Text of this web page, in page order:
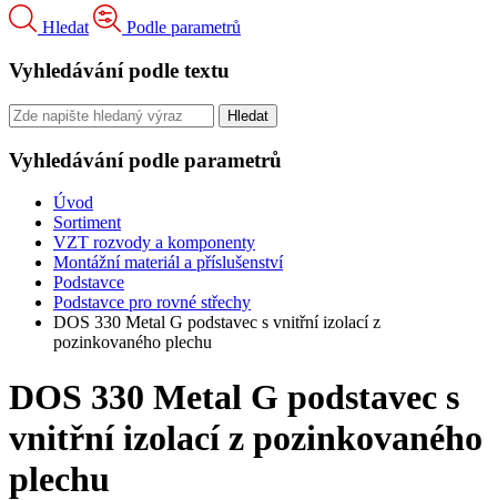
Hledat Podle parametrů
Vyhledávání podle textu
Vyhledávání podle parametrů
Úvod
Sortiment
VZT rozvody a komponenty
Montážní materiál a příslušenství
Podstavce
Podstavce pro rovné střechy
DOS 330 Metal G podstavec s vnitřní izolací z
pozinkovaného plechu
DOS 330 Metal G podstavec s
vnitřní izolací z pozinkovaného
plechu